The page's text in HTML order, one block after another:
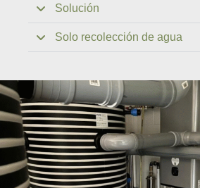
Solución
Solo recolección de agua